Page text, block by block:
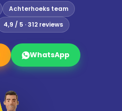
Achterhoeks team
4,9 / 5 · 312 reviews
WhatsApp